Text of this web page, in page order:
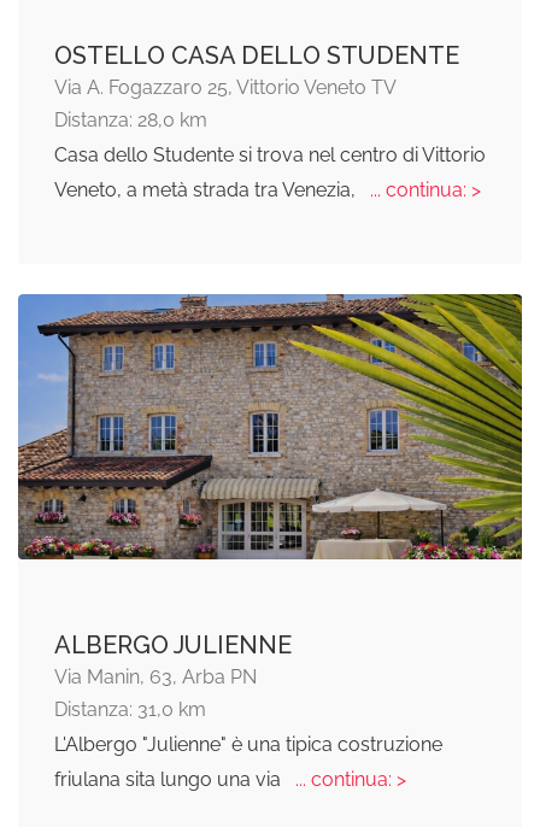
OSTELLO CASA DELLO STUDENTE
Via A. Fogazzaro 25, Vittorio Veneto TV
Distanza: 28,0 km
Casa dello Studente si trova nel centro di Vittorio
Veneto, a metà strada tra Venezia,
... continua: >
ALBERGO JULIENNE
Via Manin, 63, Arba PN
Distanza: 31,0 km
L'Albergo "Julienne" è una tipica costruzione
friulana sita lungo una via
... continua: >